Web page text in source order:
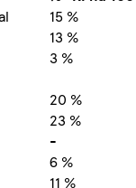
15 %
13 %
3 %
20 %
23 %
-
6 %
11 %